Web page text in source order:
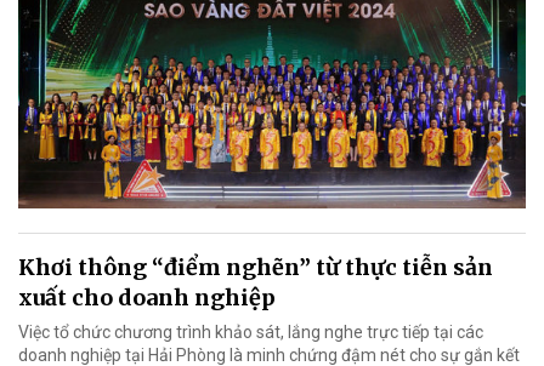
Khơi thông “điểm nghẽn” từ thực tiễn sản
xuất cho doanh nghiệp
Việc tổ chức chương trình khảo sát, lắng nghe trực tiếp tại các
doanh nghiệp tại Hải Phòng là minh chứng đậm nét cho sự gắn kết